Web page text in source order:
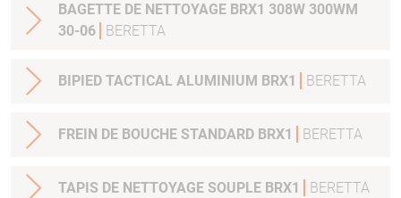
BAGETTE DE NETTOYAGE BRX1 308W 300WM
30-06
BERETTA
BIPIED TACTICAL ALUMINIUM BRX1 BERETTA
FREIN DE BOUCHE STANDARD BRX1 BERETTA
TAPIS DE NETTOYAGE SOUPLE BRX1 BERETTA